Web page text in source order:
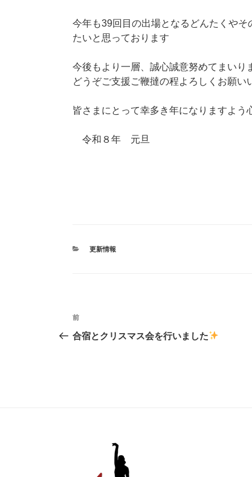
今年も39回目の出場となるどんたくや
たいと思っております
今後もより一層、誠心誠意努めてまいり
どうぞご支援ご鞭撻の程よろしくお願い
皆さまにとって幸多き年になりますよう
令和８年 元旦
カ
更新情報
投
稿
前
の
前
合宿とクリスマス会を行いました